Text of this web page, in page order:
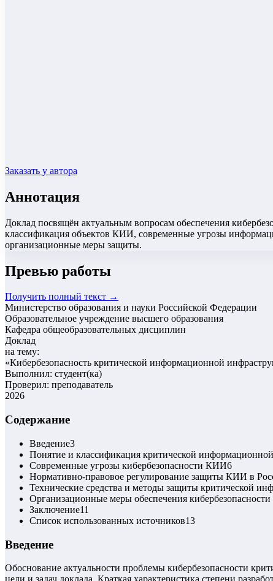
Заказать у автора
Аннотация
Доклад посвящён актуальным вопросам обеспечения
классификация объектов КИИ, современные угрозы
организационные меры защиты.
Превью работы
Получить полный текст →
Министерство образования и науки Российской Федерации
Образовательное учреждение высшего образования
Кафедра общеобразовательных дисциплин
Доклад
на тему:
«Кибербезопасность критической информационной
Выполнил: студент(ка)
Проверил: преподаватель
2026
Содержание
Введение3
Понятие и классификация критической
Современные угрозы кибербезопасности КИИ6
Нормативно-правовое регулирование защиты КИИ в
Технические средства и методы защиты критической
Организационные меры обеспечения
Заключение11
Список использованных источников13
Введение
Обоснование актуальности проблемы кибербезопасности